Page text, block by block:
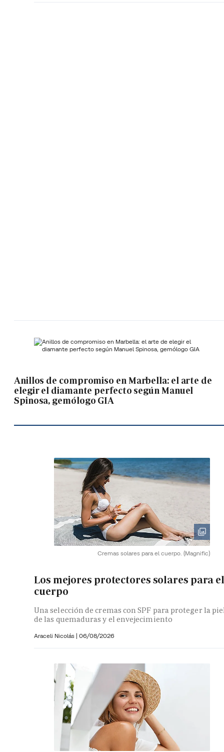
Anillos de compromiso en Marbella: el arte de
elegir el diamante perfecto según Manuel
Spinosa, gemólogo GIA
Cremas solares para el cuerpo. (Magnific)
Los mejores protectores solares para
cuerpo
Una selección de cremas con SPF para proteger la
de las quemaduras y el envejecimiento
Araceli Nicolás | 06/08/2026